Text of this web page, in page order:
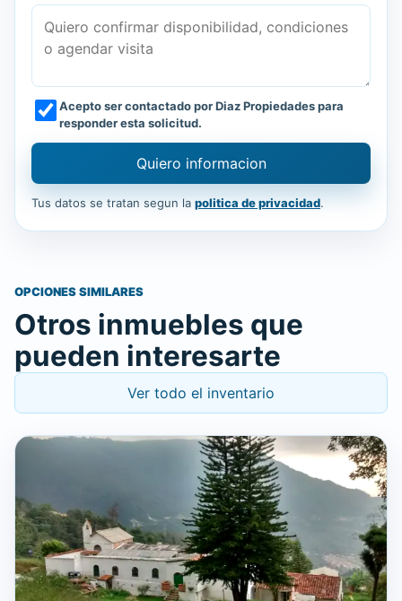
Acepto ser contactado por Diaz Propiedades para
responder esta solicitud.
Quiero informacion
Tus datos se tratan segun la politica de privacidad.
OPCIONES SIMILARES
Otros inmuebles que
pueden interesarte
Ver todo el inventario